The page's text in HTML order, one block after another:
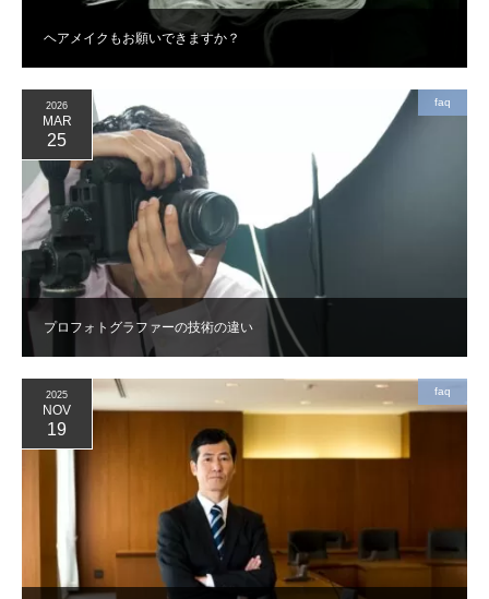
ヘアメイクもお願いできますか？
プロフォトグラファーの技術の違い
2026
MAR
25
faq
2025
NOV
19
faq